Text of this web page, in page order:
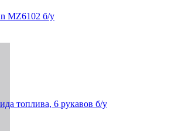
MZ6102 б/у
топлива, 6 рукавов б/у